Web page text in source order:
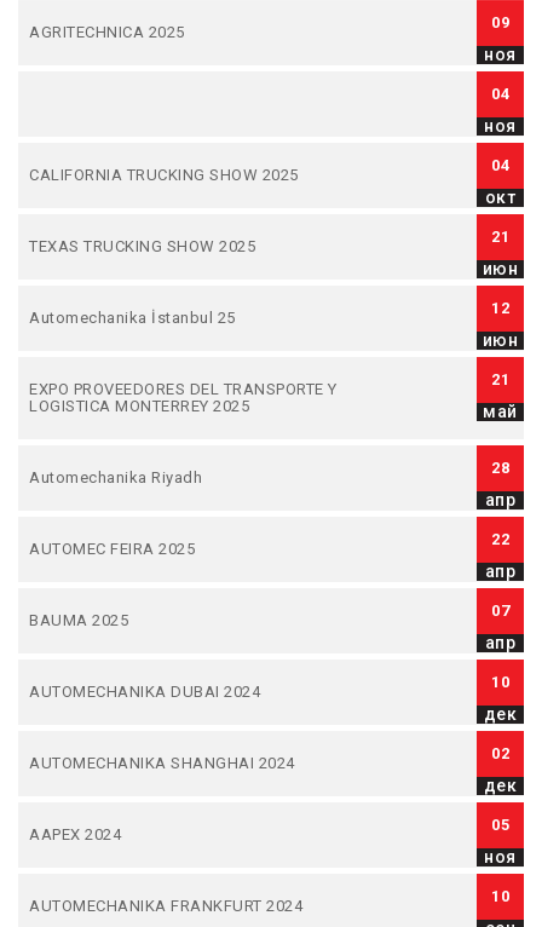
AGRITECHNICA 2025
09
ноя
04
ноя
CALIFORNIA TRUCKING SHOW 2025
04
окт
TEXAS TRUCKING SHOW 2025
21
июн
Automechanika İstanbul 25
12
июн
EXPO PROVEEDORES DEL TRANSPORTE Y
LOGISTICA MONTERREY 2025
21
май
Automechanika Riyadh
28
апр
AUTOMEC FEIRA 2025
22
апр
BAUMA 2025
07
апр
AUTOMECHANIKA DUBAI 2024
10
дек
AUTOMECHANIKA SHANGHAI 2024
02
дек
AAPEX 2024
05
ноя
AUTOMECHANIKA FRANKFURT 2024
10